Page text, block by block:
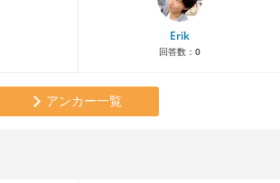
Erik
回答数： 0
アンカー一覧